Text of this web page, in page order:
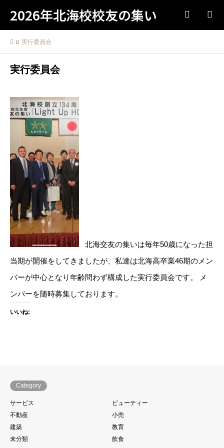
2026年北海校校友の集い
実行委員会
実行委員会
北海交友の集いは毎年50歳になった担
当期が開催をしてきましたが、私達は北海高卒業46期のメン
バーが中心となり年齢問わず構成した実行委員会です。
メ
ンバーを随時募集しております。
いいね:
Category
サービス
ビューティー
不動産
小売
建築
教育
未分類
飲食